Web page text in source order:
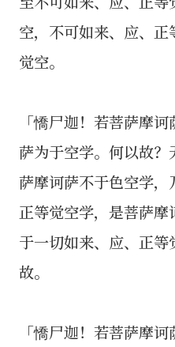
空，不可如来、应、
觉空。
「憍尸迦！若菩萨摩
萨为于空学。何以故
萨摩诃萨不于色空学，
正等觉空学，是菩萨
于一切如来、应、正
故。
「憍尸迦！若菩萨摩